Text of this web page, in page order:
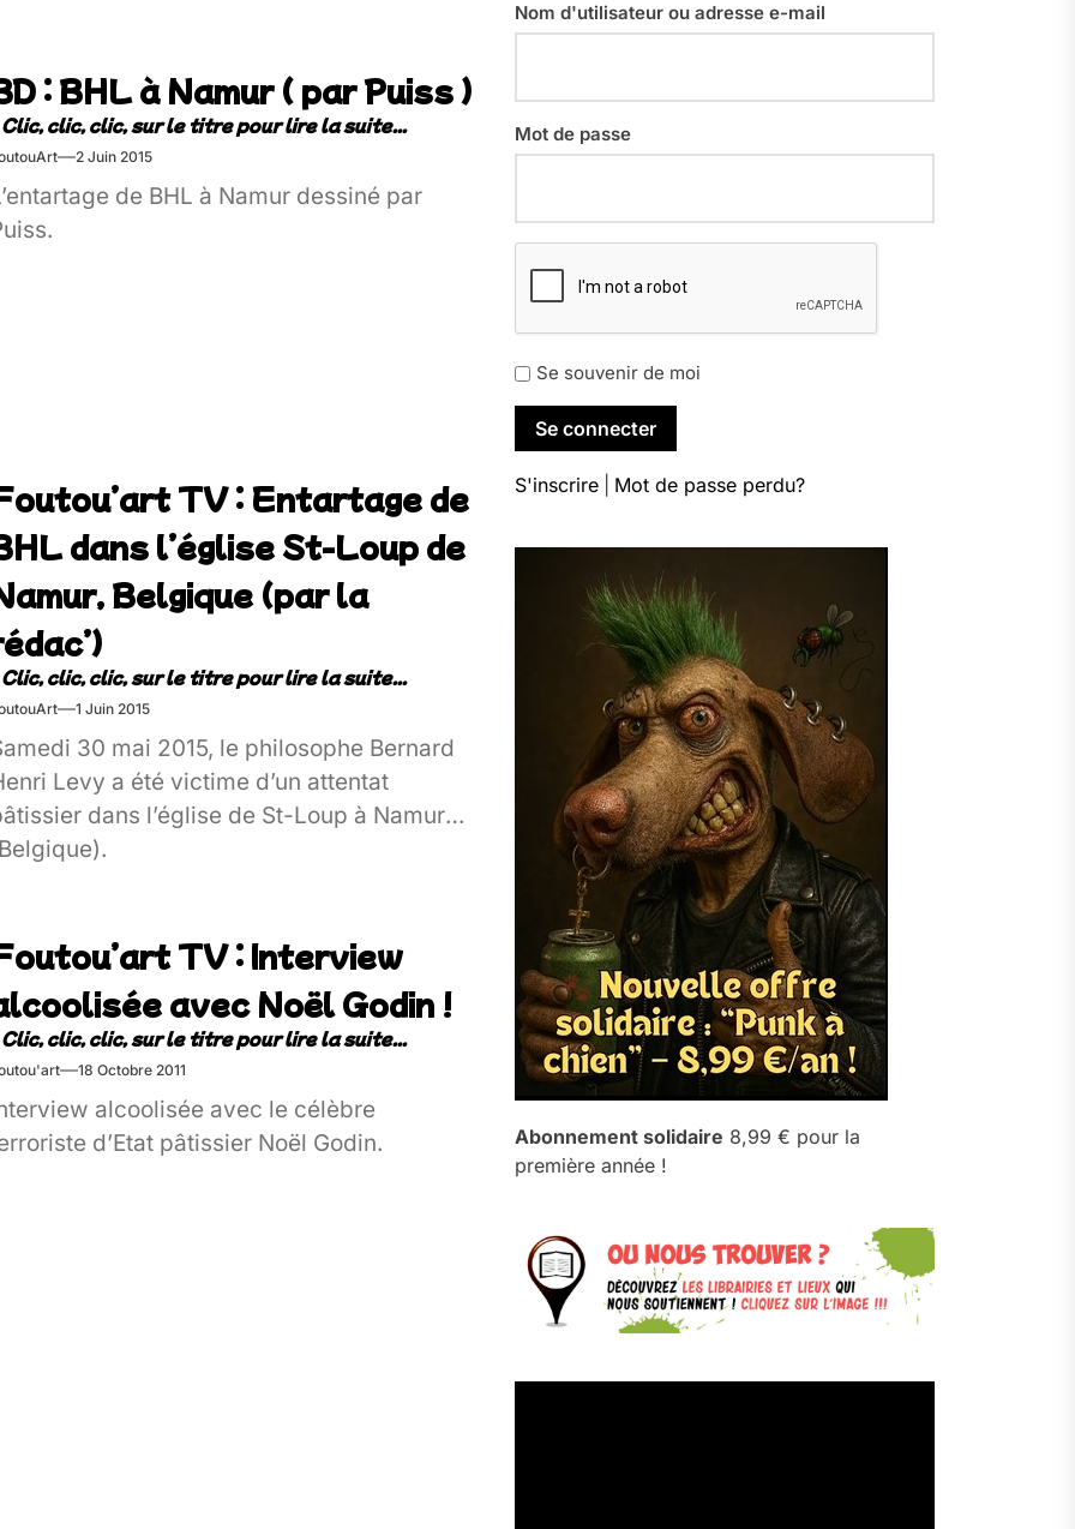
: BHL à Namur ( par Puiss )
2 Juin 2015
de BHL à Namur dessiné par
TV : Entartage de
dans l’église St-Loup de
Belgique (par la
1 Juin 2015
30 mai 2015, le philosophe Bernard
Levy a été victime d’un attentat
dans l’église de St-Loup à Namur
TV : Interview
avec Noël Godin !
18 Octobre 2011
alcoolisée avec le célèbre
d’Etat pâtissier Noël Godin.
Nom d'utilisateur ou adresse e-mail
Mot de passe
Se souvenir de moi
S'inscrire Mot de passe perdu?
Abonnement solidaire 8,99 € pour la
première année !